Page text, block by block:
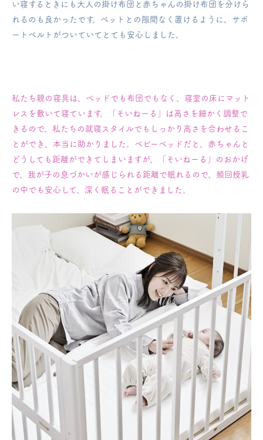
い寝するときにも大人の掛け布団と赤ちゃんの掛け布団を分けら
れるのも良かったです。 ベットとの隙間なく置けるように、サポ
ートベルトがついていてとても安心しました。
私たち親の寝具は、ベッドでも布団でもなく、寝室の床にマット
レスを敷いて寝ています。
「そいねーる」は高さを細かく調整で
きるので、私たちの就寝スタイルでもしっかり高さを合わせるこ
とができ、本当に助かりました。 ベビーベッドだと、赤ちゃんと
どうしても距離ができてしまいますが、「そいねーる」のおかげ
で、我が子の息づかいが感じられる距離で眠れるので、頻回授乳
の中でも安心して、深く眠ることができました。